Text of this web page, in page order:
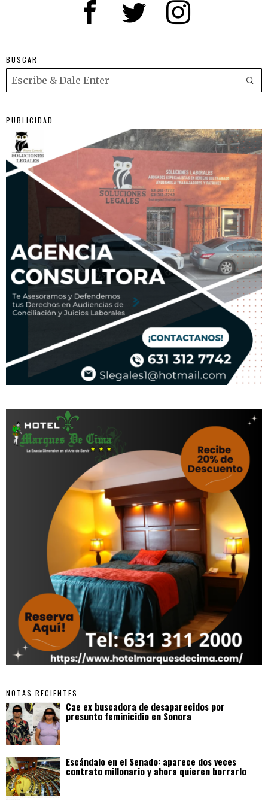
BUSCAR
PUBLICIDAD
NOTAS RECIENTES
Cae ex buscadora de desaparecidos por
presunto feminicidio en Sonora
Escándalo en el Senado: aparece dos veces
contrato millonario y ahora quieren borrarlo